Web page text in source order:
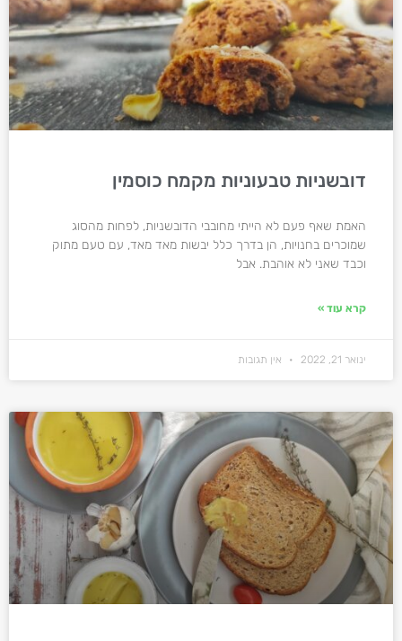
דובשניות טבעוניות מקמח כוסמין
האמת שאף פעם לא הייתי מחובבי הדובשניות, לפחות מהסוג
שמוכרים בחנויות, הן בדרך כלל יבשות מאד מאד, עם טעם מתוק
וכבד שאני לא אוהבת. אבל
קרא עוד »
ינואר 21, 2022 אין תגובות